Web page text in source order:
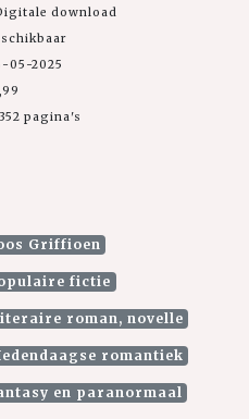
download
05-2025
pagina's
Griffioen
fictie
roman, novelle
romantiek
en paranormaal